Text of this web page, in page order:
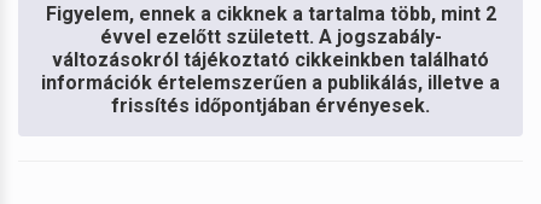
Figyelem, ennek a cikknek a tartalma több, mint 2
évvel ezelőtt született. A jogszabály-
változásokról tájékoztató cikkeinkben található
információk értelemszerűen a publikálás, illetve a
frissítés időpontjában érvényesek.